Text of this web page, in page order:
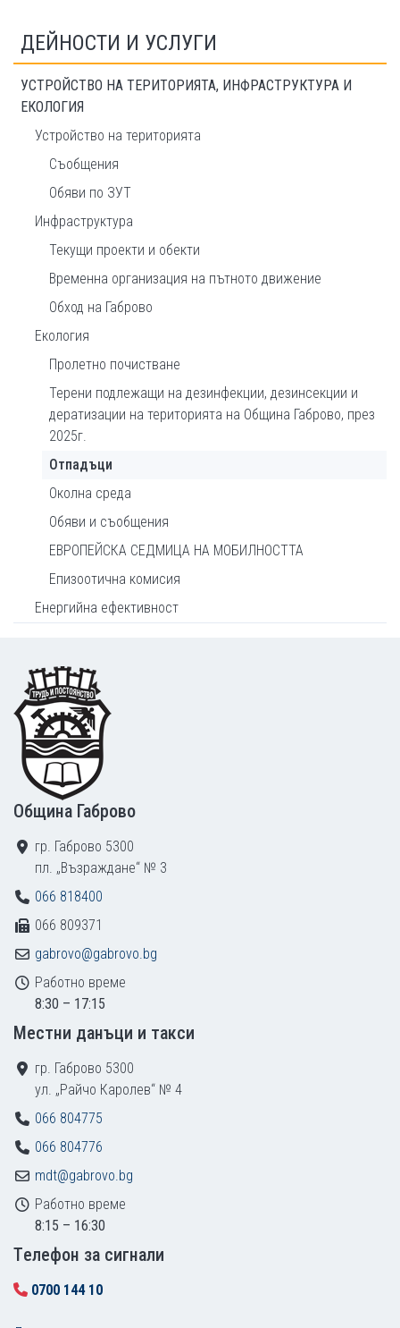
ДЕЙНОСТИ И УСЛУГИ
УСТРОЙСТВО НА ТЕРИТОРИЯТА, ИНФРАСТРУКТУРА И
ЕКОЛОГИЯ
Устройство на територията
Съобщения
Обяви по ЗУТ
Инфраструктура
Текущи проекти и обекти
Временна организация на пътното движение
Обход на Габрово
Екология
Пролетно почистване
Терени подлежащи на дезинфекции, дезинсекции и
дератизации на територията на Община Габрово, през
2025г.
Отпадъци
Околна среда
Обяви и съобщения
ЕВРОПЕЙСКА СЕДМИЦА НА МОБИЛНОСТТА
Епизоотична комисия
Енергийна ефективност
Footer
Община Габрово
гр. Габрово 5300
пл. „Възраждане“ № 3
066 818400
066 809371
gabrovo@gabrovo.bg
Работно време
8:30 – 17:15
Местни данъци и такси
гр. Габрово 5300
ул. „Райчо Каролев“ № 4
066 804775
066 804776
mdt@gabrovo.bg
Работно време
8:15 – 16:30
Tелефон за сигнали
0700 144 10